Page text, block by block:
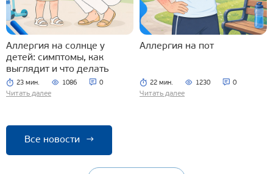
Аллергия на солнце у
детей: симптомы, как
выглядит и что делать
23 мин. 1086 0
Читать далее
Аллергия на пот
22 мин. 1230 0
Читать далее
Все новости →